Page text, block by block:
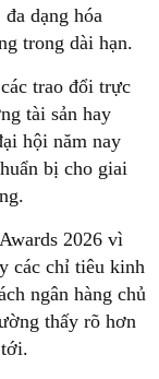
dạng hóa
trong dài hạn.
trao đổi trực
tài sản hay
hội năm nay
bị cho giai
2026 vì
các chỉ tiêu kinh
ngân hàng chủ
thấy rõ hơn